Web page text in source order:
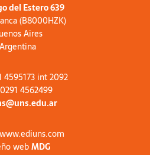
del Estero 639
(B8000HZK)
Aires
Argentina
4595173 int 2092
4562499
webMDG